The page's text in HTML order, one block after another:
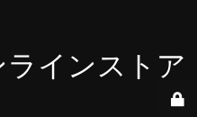
インストア